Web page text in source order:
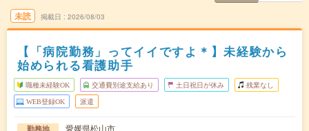
未読 掲載日 2026/08/03
【「病院勤務」ってイイですよ＊】未経験から
始められる看護助手
職種未経験OK 交通費別途支給あり 土日祝日が休み 残業なし
WEB登録OK 派遣
勤務地 愛媛県松山市